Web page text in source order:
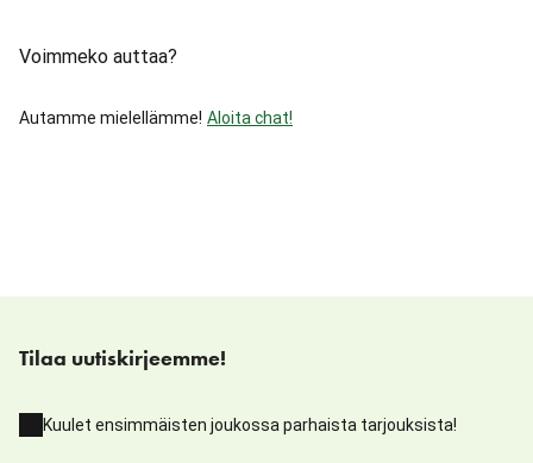
Voimmeko auttaa?
Autamme mielellämme! Aloita chat!
Tilaa uutiskirjeemme!
Kuulet ensimmäisten joukossa parhaista tarjouksista!